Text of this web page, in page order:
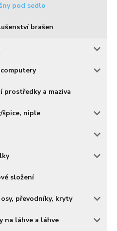
pod sedlo
brašen
prostředky a maziva
špice, niple
složení
převodníky, kryty
na láhve a láhve